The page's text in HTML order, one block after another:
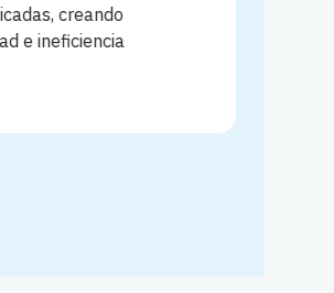
creando
e ineficiencia